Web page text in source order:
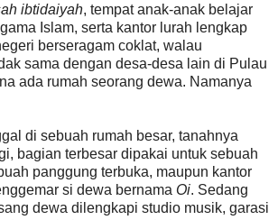
ibtidaiyah, tempat anak-anak belajar
Islam, serta kantor lurah lengkap
berseragam coklat, walau
sama dengan desa-desa lain di Pulau
ada rumah seorang dewa. Namanya
di sebuah rumah besar, tanahnya
bagian terbesar dipakai untuk sebuah
panggung terbuka, maupun kantor
si dewa bernama Oi. Sedang
dewa dilengkapi studio musik, garasi